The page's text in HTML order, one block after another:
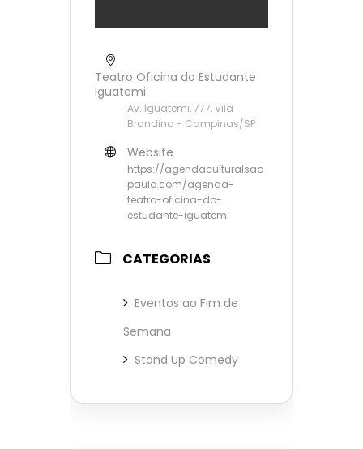
Teatro Oficina do Estudante
Iguatemi
Av. Iguatemi, 777, Vila
Brandina - Campinas/SP
Website
https://agendaculturalsao
paulo.com/agenda-
teatro-oficina-do-
estudante-iguatemi
CATEGORIAS
Eventos ao Fim de
Semana
Stand Up Comedy